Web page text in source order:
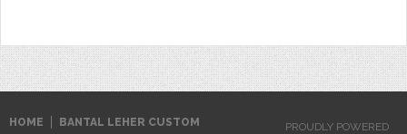
HOME BANTAL LEHER CUSTOM PROUDLY POWERED